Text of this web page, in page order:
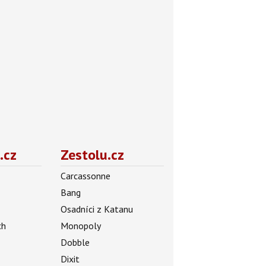
Zestolu.cz
Carcassonne
Bang
Osadníci z Katanu
Monopoly
Dobble
Dixit